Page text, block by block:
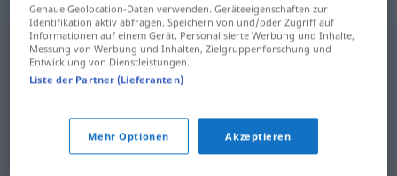
Genaue Geolocation-Daten verwenden. Geräteeigenschaften zur
Identifikation aktiv abfragen. Speichern von und/oder Zugriff auf
Informationen auf einem Gerät. Personalisierte Werbung und Inhalte,
Messung von Werbung und Inhalten, Zielgruppenforschung und
Entwicklung von Dienstleistungen.
Liste der Partner (Lieferanten)
Mehr Optionen Akzeptieren